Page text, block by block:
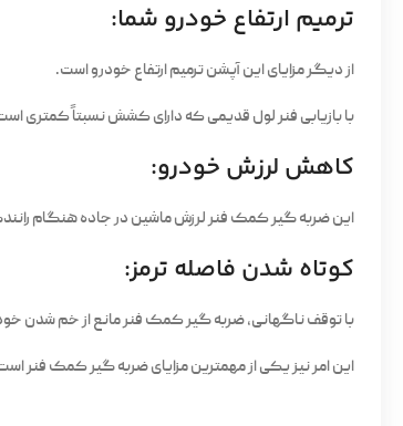
ترمیم ارتفاع خودرو شما:
از دیگر مزایای این آپشن ترمیم ارتفاع خودرو است.
با بازیابی فنر لول قدیمی که دارای کشش نسبتاً کمتری
کاهش لرزش خودرو:
این ضربه گیر کمک فنر لرزش ماشین در جاده هنگام
کوتاه شدن فاصله ترمز:
با توقف ناگهانی، ضربه گیر کمک فنر مانع از خم شدن
این امر نیز یکی از مهمترین مزایای ضربه گیر کمک فنر